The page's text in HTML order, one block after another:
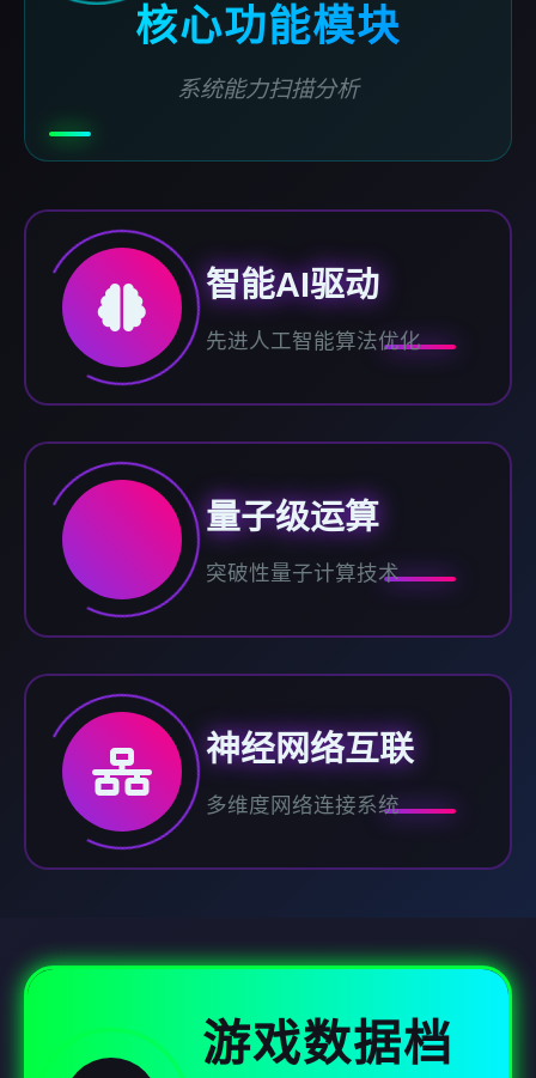
核心功能模块
系统能力扫描分析
智能AI驱动
先进人工智能算法优化
量子级运算
突破性量子计算技术
神经网络互联
多维度网络连接系统
游戏数据档